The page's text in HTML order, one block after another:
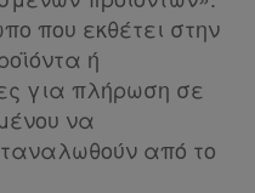
που εκθέτει στην
ή
για πλήρωση σε
να
από το